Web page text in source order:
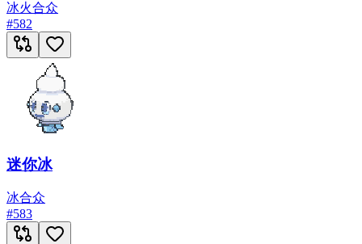
冰火合众
#582
迷你冰
冰合众
#583